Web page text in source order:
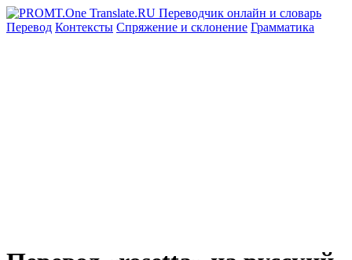
Перевод Контексты Спряжение и склонение Грамматика